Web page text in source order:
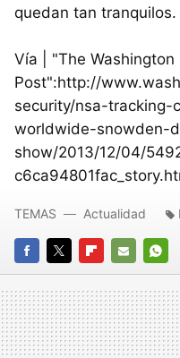
quedan tan tranquilos.
Vía | "The Washington
Post":http://
security/nsa-tracking-
worldwide-snowden-
show/2013/12/04/
FACEBOOK
TWITTERFLIPBOARD
E-
MAIL
TEMAS Actualidad